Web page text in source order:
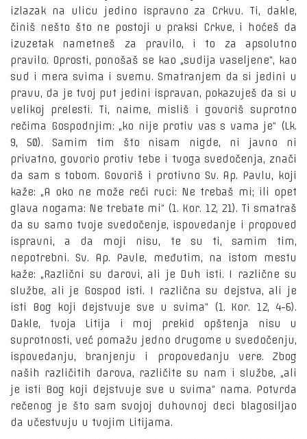
izlazak na ulicu jedino ispravno za Crkvu. Ti, dakle,
činiš nešto što ne postoji u praksi Crkve, i hoćeš da
izuzetak nametneš za pravilo, i to za apsolutno
pravilo. Oprosti, ponošaš se kao „sudija vaseljene“, kao
sud i mera svima i svemu. Smatranjem da si jedini u
pravu, da je tvoj put jedini ispravan, pokazuješ da si u
velikoj prelesti. Ti, naime, misliš i govoriš suprotno
rečima Gospodnjim: „ko nije protiv vas s vama je“ (Lk.
9, 50). Samim tim što nisam nigde, ni javno ni
privatno, govorio protiv tebe i tvoga svedočenja, znači
da sam s tobom. Govoriš i protivno Sv. Ap. Pavlu, koji
kaže: „A oko ne može reći ruci: Ne trebaš mi; ili opet
glava nogama: Ne trebate mi“ (1. Kor. 12, 21). Ti smatraš
da su samo tvoje svedočenje, ispovedanje i propoved
ispravni, a da moji nisu, te su ti, samim tim,
nepotrebni. Sv. Ap. Pavle, međutim, na istom mestu
kaže: „Različni su darovi, ali je Duh isti. I različne su
službe, ali je Gospod isti. I različna su dejstva, ali je
isti Bog koji dejstvuje sve u svima“ (1. Kor. 12, 4-6).
Dakle, tvoja Litija i moj prekid opštenja nisu u
suprotnosti, već pomažu jedno drugome u svedočenju,
ispovedanju, branjenju i propovedanju vere. Zbog
naših različitih darova, različite su nam i službe, „ali
je isti Bog koji dejstvuje sve u svima“ nama. Potvrda
rečenog je što sam svojoj duhovnoj deci blagosiljao
da učestvuju u tvojim Litijama.